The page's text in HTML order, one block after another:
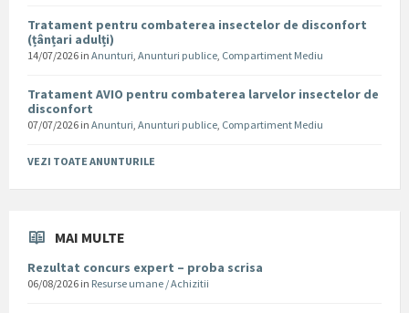
Tratament pentru combaterea insectelor de disconfort
(țânțari adulți)
14/07/2026 in Anunturi, Anunturi publice, Compartiment Mediu
Tratament AVIO pentru combaterea larvelor insectelor de
disconfort
07/07/2026 in Anunturi, Anunturi publice, Compartiment Mediu
VEZI TOATE ANUNTURILE
MAI MULTE
Rezultat concurs expert – proba scrisa
06/08/2026 in Resurse umane / Achizitii